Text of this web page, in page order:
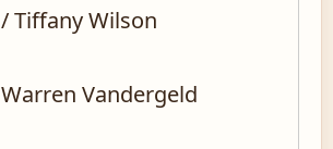
/ Tiffany Wilson
Warren Vandergeld